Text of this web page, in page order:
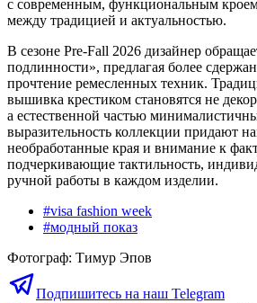
с современным, функциональным
между традицией и актуальностью.
В сезоне Pre-Fall 2026 дизайнер
подлинности», предлагая более
прочтение ремесленных техник.
вышивка крестиком становятся не
а естественной частью
выразительность коллекции придают
необработанные края и внимание к
подчеркивающие тактильность,
ручной работы в каждом изделии.
#visa fashion week
#модный показ
Фотограф: Тимур Эпов
Подпишитесь на наш Telegram